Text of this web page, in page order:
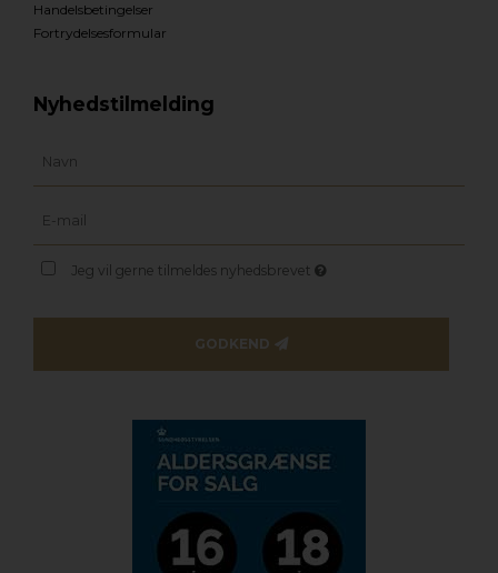
Handelsbetingelser
Fortrydelsesformular
Nyhedstilmelding
Jeg vil gerne tilmeldes nyhedsbrevet
GODKEND